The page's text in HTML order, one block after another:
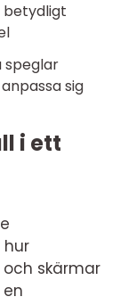
betydligt
speglar
sig
i ett
skärmar